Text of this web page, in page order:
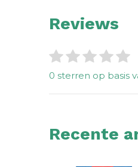
Reviews
0 sterren op basis
Recente